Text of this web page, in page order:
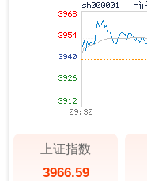
上证指数
3966.59